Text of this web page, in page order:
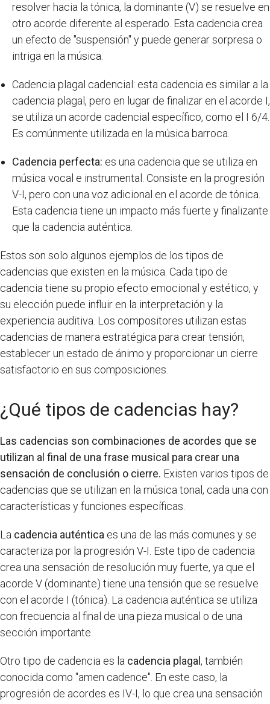
resolver hacia la tónica, la dominante (V) se resuelve en
otro acorde diferente al esperado. Esta cadencia crea
un efecto de "suspensión" y puede generar sorpresa o
intriga en la música.
Cadencia plagal cadencial: esta cadencia es similar a la
cadencia plagal, pero en lugar de finalizar en el acorde I,
se utiliza un acorde cadencial específico, como el I 6/4.
Es comúnmente utilizada en la música barroca.
Cadencia perfecta: es una cadencia que se utiliza en
música vocal e instrumental. Consiste en la progresión
V-I, pero con una voz adicional en el acorde de tónica.
Esta cadencia tiene un impacto más fuerte y finalizante
que la cadencia auténtica.
Estos son solo algunos ejemplos de los tipos de
cadencias que existen en la música. Cada tipo de
cadencia tiene su propio efecto emocional y estético, y
su elección puede influir en la interpretación y la
experiencia auditiva. Los compositores utilizan estas
cadencias de manera estratégica para crear tensión,
establecer un estado de ánimo y proporcionar un cierre
satisfactorio en sus composiciones.
¿Qué tipos de cadencias hay?
Las cadencias son combinaciones de acordes que se
utilizan al final de una frase musical para crear una
sensación de conclusión o cierre. Existen varios tipos de
cadencias que se utilizan en la música tonal, cada una con
características y funciones específicas.
La cadencia auténtica es una de las más comunes y se
caracteriza por la progresión V-I. Este tipo de cadencia
crea una sensación de resolución muy fuerte, ya que el
acorde V (dominante) tiene una tensión que se resuelve
con el acorde I (tónica). La cadencia auténtica se utiliza
con frecuencia al final de una pieza musical o de una
sección importante.
Otro tipo de cadencia es la cadencia plagal , también
conocida como "amen cadence". En este caso, la
progresión de acordes es IV-I, lo que crea una sensación